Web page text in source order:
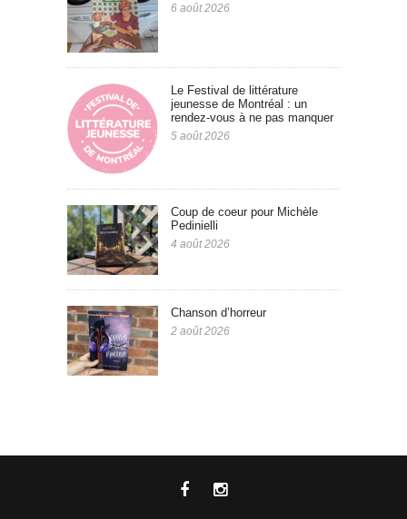
6 août 2026
Le Festival de littérature
jeunesse de Montréal : un
rendez-vous à ne pas manquer
5 août 2026
Coup de coeur pour Michèle
Pedinielli
4 août 2026
Chanson d’horreur
2 août 2026